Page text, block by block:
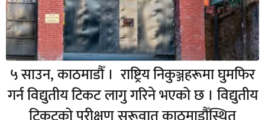
५ साउन, काठमाडौँ । राष्ट्रिय निकुञ्जहरूमा घुमफिर
गर्न विद्युतीय टिकट लागु गरिने भएको छ । विद्युतीय